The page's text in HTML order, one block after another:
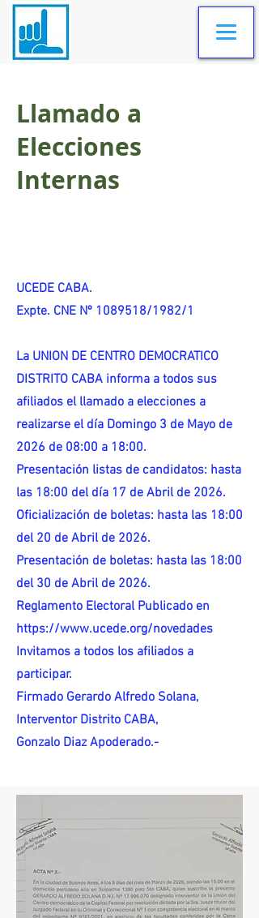
Llamado a
Elecciones
Internas
UCEDE CABA.
Expte. CNE Nº 1089518/1982/1
La UNION DE CENTRO DEMOCRATICO
DISTRITO CABA informa a todos sus
afiliados el llamado a elecciones a
realizarse el día Domingo 3 de Mayo de
2026 de 08:00 a 18:00.
Presentación listas de candidatos: hasta
las 18:00 del día 17 de Abril de 2026.
Oficialización de boletas: hasta las 18:00
del 20 de Abril de 2026.
Presentación de boletas: hasta las 18:00
del 30 de Abril de 2026.
Reglamento Electoral Publicado en
https://www.ucede.org/novedades
Invitamos a todos los afiliados a
participar.
Firmado Gerardo Alfredo Solana,
Interventor Distrito CABA,
Gonzalo Diaz Apoderado.-